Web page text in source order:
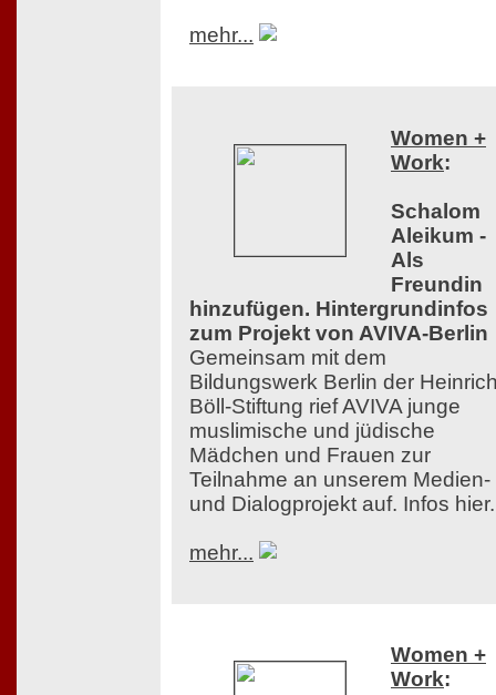
mehr...
Women +
Work:
Schalom
Aleikum -
Als
Freundin
hinzufügen. Hintergrundinfos
zum Projekt von AVIVA-Berlin
Gemeinsam mit dem
Bildungswerk Berlin der
Böll-Stiftung rief AVIVA junge
muslimische und jüdische
Mädchen und Frauen zur
Teilnahme an unserem Medien-
und Dialogprojekt auf. Infos
mehr...
Women +
Work: